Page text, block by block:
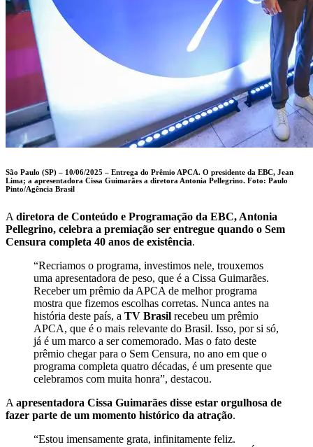
São Paulo (SP) – 10/06/2025 – Entrega do Prêmio APCA. O presidente da EBC, Jean
Lima; a apresentadora Cissa Guimarães a diretora Antonia Pellegrino. Foto: Paulo
Pinto/Agência Brasil
A diretora de Conteúdo e Programação da EBC, Antonia
Pellegrino, celebra a premiação ser entregue quando o Sem
Censura completa 40 anos de existência.
“Recriamos o programa, investimos nele, trouxemos
uma apresentadora de peso, que é a Cissa Guimarães.
Receber um prêmio da APCA de melhor programa
mostra que fizemos escolhas corretas. Nunca antes na
história deste país, a TV Brasil recebeu um prêmio
APCA, que é o mais relevante do Brasil. Isso, por si só,
já é um marco a ser comemorado. Mas o fato deste
prêmio chegar para o Sem Censura, no ano em que o
programa completa quatro décadas, é um presente que
celebramos com muita honra”, destacou.
A apresentadora Cissa Guimarães disse estar orgulhosa de
fazer parte de um momento histórico da atração.
“Estou imensamente grata, infinitamente feliz.